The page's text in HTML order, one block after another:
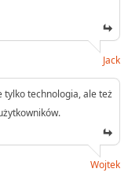
Jack
tylko technologia, ale też
Wojtek